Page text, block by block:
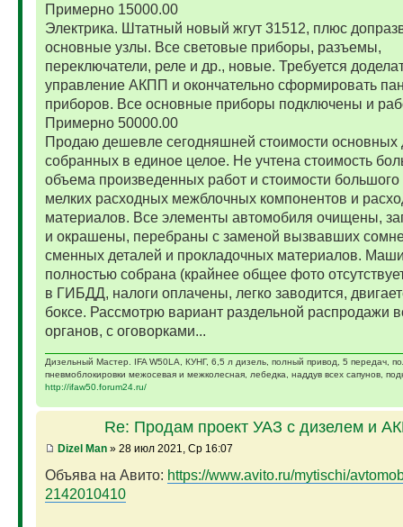
Примерно 15000.00
Электрика. Штатный новый жгут 31512, плюс
основные узлы. Все световые приборы, разъемы,
переключатели, реле и др., новые. Требуется
управление АКПП и окончательно сформировать
приборов. Все основные приборы подключены и
Примерно 50000.00
Продаю дешевле сегодняшней стоимости основных
собранных в единое целое. Не учтена стоимость
объема произведенных работ и стоимости большого
мелких расходных межблочных компонентов и
материалов. Все элементы автомобиля очищены,
и окрашены, перебраны с заменой вызвавших
сменных деталей и прокладочных материалов.
полностью собрана (крайнее общее фото
в ГИБДД, налоги оплачены, легко заводится,
боксе. Рассмотрю вариант раздельной распродажи
органов, с оговорками...
Дизельный Мастер. IFA W50LA, КУНГ, 6,5 л дизель, полный привод, 5 передач,
пневмоблокировки межосевая и межколесная, лебедка, наддув всех сапунов,
http://ifaw50.forum24.ru/
Re: Продам проект УАЗ с дизелем и
Dizel Man» 28 июл 2021, Ср 16:07
Объява на Авито: https://www.avito.ru/mytischi/
2142010410